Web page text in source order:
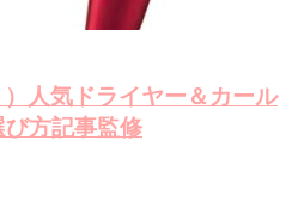
）人気ドライヤー＆カール
び方記事監修